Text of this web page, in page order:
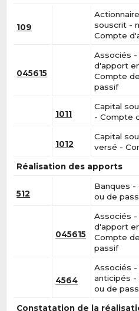
109
souscrit -
Compte
045615
Associés
d'apport
Compte
passif
1011
Capital
- Compte
1012
Capital
versé -
Réalisation des apports
512
Banques
ou de
045615
Associés
d'apport
Compte
passif
4564
Associés
anticipés
ou de
Constatation de la